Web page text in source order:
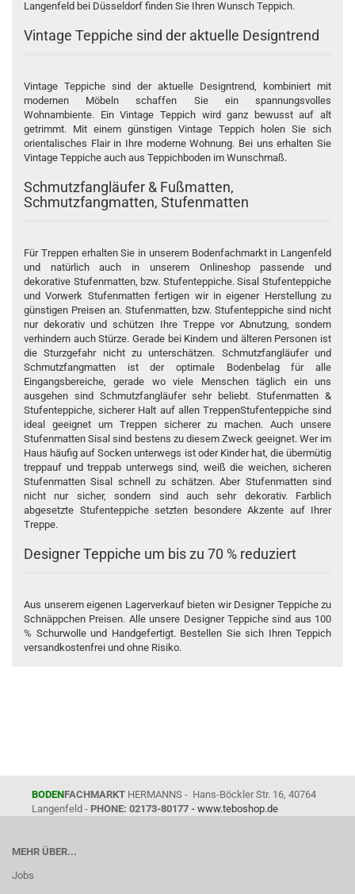
Langenfeld bei Düsseldorf finden Sie Ihren Wunsch Teppich.
Vintage Teppiche sind der aktuelle Designtrend
Vintage Teppiche sind der aktuelle Designtrend, kombiniert mit
modernen Möbeln schaffen Sie ein spannungsvolles
Wohnambiente. Ein Vintage Teppich wird ganz bewusst auf alt
getrimmt. Mit einem günstigen Vintage Teppich holen Sie sich
orientalisches Flair in Ihre moderne Wohnung. Bei uns erhalten Sie
Vintage Teppiche auch aus Teppichboden im Wunschmaß.
Schmutzfangläufer & Fußmatten,
Schmutzfangmatten, Stufenmatten
Für Treppen erhalten Sie in unserem Bodenfachmarkt in Langenfeld
und natürlich auch in unserem Onlineshop passende und
dekorative Stufenmatten, bzw. Stufenteppiche. Sisal Stufenteppiche
und Vorwerk Stufenmatten fertigen wir in eigener Herstellung zu
günstigen Preisen an. Stufenmatten, bzw. Stufenteppiche sind nicht
nur dekorativ und schützen Ihre Treppe vor Abnutzung, sondern
verhindern auch Stürze. Gerade bei Kindern und älteren Personen ist
die Sturzgefahr nicht zu unterschätzen. Schmutzfangläuferund
Schmutzfangmatten ist der optimale Bodenbelag für alle
Eingangsbereiche, gerade wo viele Menschen täglich ein uns
ausgehen sind Schmutzfangläufer sehr beliebt. Stufenmatten &
Stufenteppiche, sicherer Halt auf allen TreppenStufenteppiche sind
ideal geeignet um Treppen sicherer zu machen. Auch unsere
Stufenmatten Sisal sind bestens zu diesem Zweck geeignet. Wer im
Haus häufig auf Socken unterwegs ist oder Kinder hat, die übermütig
treppauf und treppab unterwegs sind, weiß die weichen, sicheren
Stufenmatten Sisal schnell zu schätzen. Aber Stufenmatten sind
nicht nur sicher, sondern sind auch sehr dekorativ. Farblich
abgesetzte Stufenteppiche setzten besondere Akzente auf Ihrer
Treppe.
Designer Teppiche um bis zu 70 % reduziert
Aus unserem eigenen Lagerverkauf bieten wir Designer Teppiche zu
Schnäppchen Preisen. Alle unsere Designer Teppiche sind aus 100
% Schurwolle und Handgefertigt. Bestellen Sie sich Ihren Teppich
versandkostenfrei und ohne Risiko.
BODENFACHMARKT HERMANNS - Hans-Böckler Str. 16, 40764
Langenfeld - PHONE: 02173-80177 - www.teboshop.de
MEHR ÜBER...
Jobs